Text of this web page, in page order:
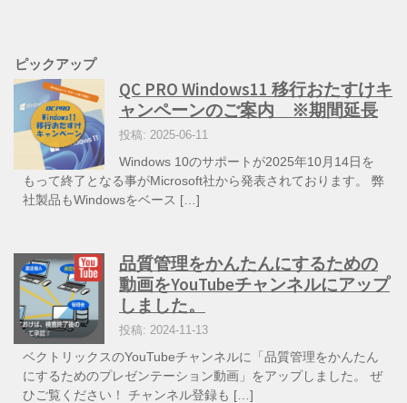
ピックアップ
QC PRO Windows11 移行おたすけキ
ャンペーンのご案内 ※期間延長
投稿: 2025-06-11
Windows 10のサポートが2025年10月14日を
もって終了となる事がMicrosoft社から発表されております。 弊
社製品もWindowsをベース […]
品質管理をかんたんにするための
動画をYouTubeチャンネルにアップ
しました。
投稿: 2024-11-13
ベクトリックスのYouTubeチャンネルに「品質管理をかんたん
にするためのプレゼンテーション動画」をアップしました。 ぜ
ひご覧ください！ チャンネル登録も […]